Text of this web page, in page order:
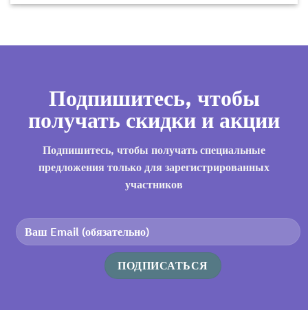
Подпишитесь, чтобы
получать скидки и акции
Подпишитесь, чтобы получать специальные
предложения только для зарегистрированных
участников